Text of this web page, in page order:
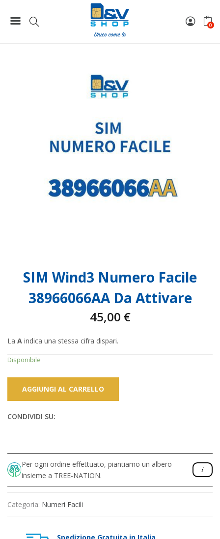
0
SIM Wind3 Numero Facile 38966066AA Da Attivare
SIM Wind3 Numero Facile
38966066AA Da Attivare
45,00 €
La A indica una stessa cifra dispari.
Disponibile
AGGIUNGI AL CARRELLO
CONDIVIDI SU:
Per ogni ordine effettuato, piantiamo un albero
insieme a TREE-NATION.
Categoria: Numeri Facili